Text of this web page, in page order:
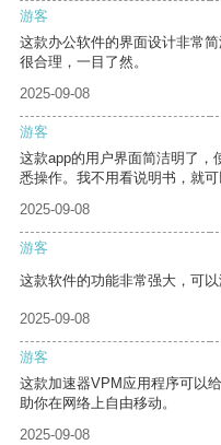
游客
这款办公软件的界面设计非常
很合理，一目了然。
2025-09-08
游客
这款app的用户界面简洁明了，
悉操作。我不用看说明书，就可
2025-09-08
游客
这款软件的功能非常强大，可以
2025-09-08
游客
这款加速器VPM应用程序可以
助你在网络上自由移动。
2025-09-08